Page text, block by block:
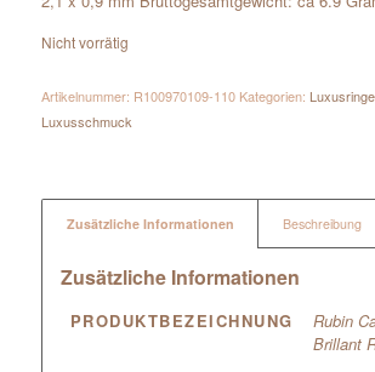
Nicht vorrätig
Artikelnummer: R100970109-110 Kategorien:
Luxusschmuck
Zusätzliche Informationen Beschreibung
Zusätzliche Informationen
PRODUKTBEZEICHNUNG
Rubin
Brillant